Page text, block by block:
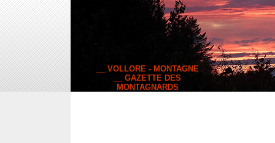
__ VOLLORE - MONTAGNE
__ GAZETTE DES
MONTAGNARDS